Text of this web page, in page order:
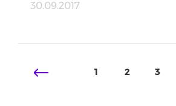
30.09.2017
1 2 3